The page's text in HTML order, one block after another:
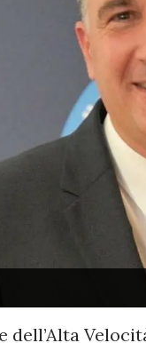
dell’Alta